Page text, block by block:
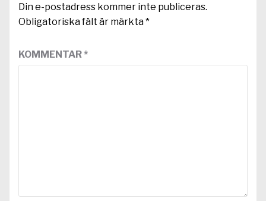
Din e-postadress kommer inte publiceras.
Obligatoriska fält är märkta*
KOMMENTAR*